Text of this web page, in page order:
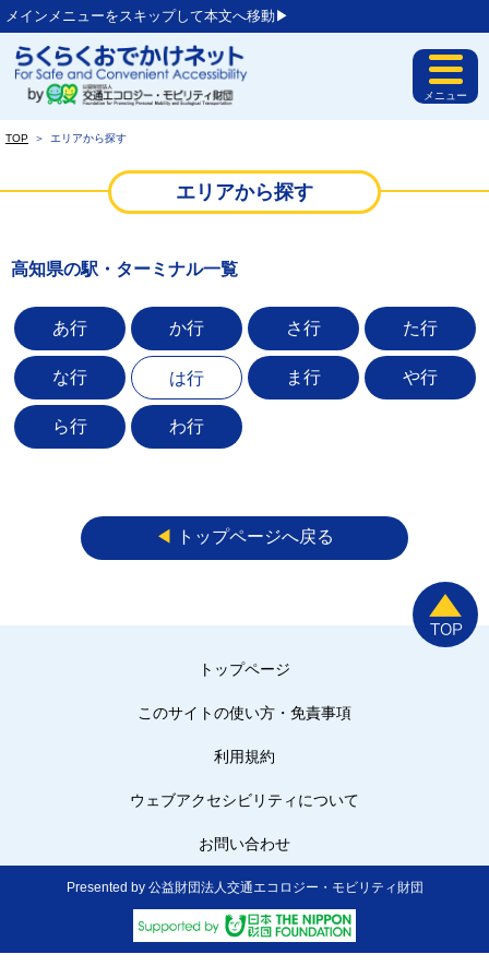
メインメニューをスキップして本文へ移動▶︎
メニュー
TOP ＞ エリアから探す
エリアから探す
高知県の駅・ターミナル一覧
あ行 か行 さ行 た行
な行 は行 ま行 や行
ら行 わ行
◀︎ トップページへ戻る
トップページ
このサイトの使い方・免責事項
利用規約
ウェブアクセシビリティについて
お問い合わせ
Presented by 公益財団法人交通エコロジー・モビリティ財団